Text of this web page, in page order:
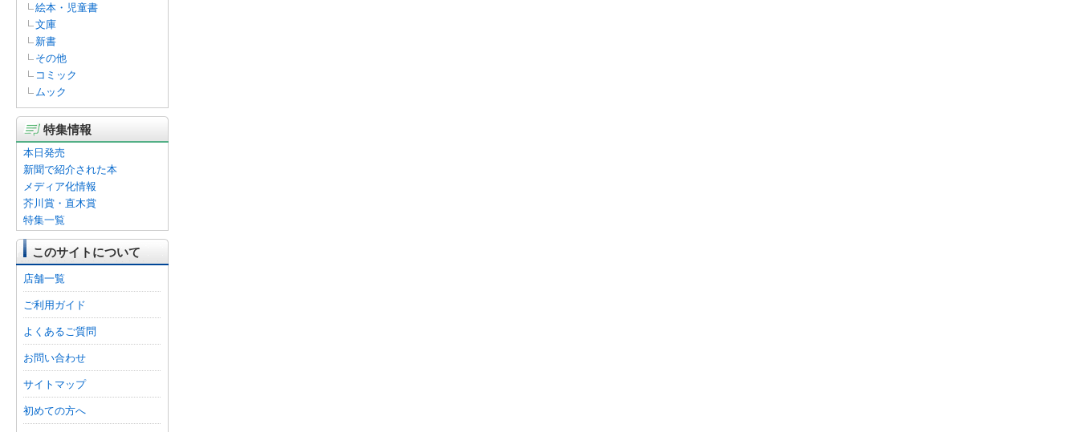
絵本・児童書
文庫
新書
その他
コミック
ムック
特集情報
本日発売
新聞で紹介された本
メディア化情報
芥川賞・直木賞
特集一覧
このサイトについて
店舗一覧
ご利用ガイド
よくあるご質問
お問い合わせ
サイトマップ
初めての方へ